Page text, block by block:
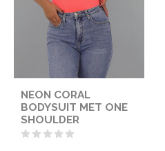
NEON CORAL
BODYSUIT MET ONE
SHOULDER